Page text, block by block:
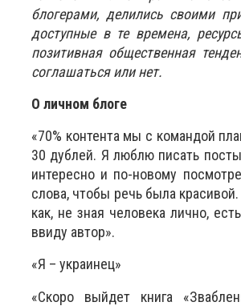
блогерами, делились своими
доступные в те времена,
позитивная общественная
соглашаться или нет.
О личном блоге
«70% контента мы с командой
30 дублей. Я люблю писать
интересно и по-новому
слова, чтобы речь была
как, не зная человека лично,
ввиду автор».
«Я – украинец»
«Скоро выйдет книга